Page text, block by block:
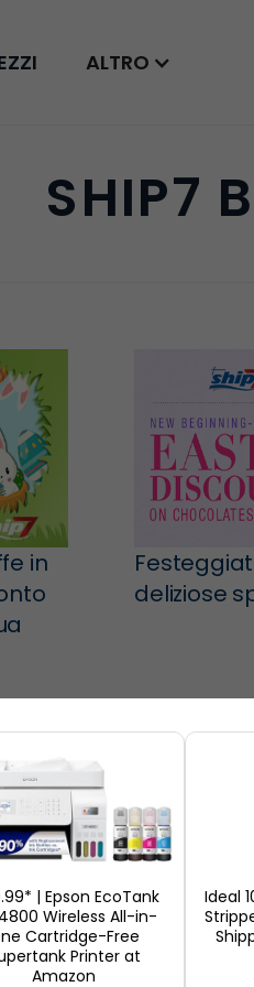
ALTRO
SHIP7
in
deliziose
| Epson EcoTank
Wireless All-in-
Cartridge-Free
Printer at
Amazon
Ideal